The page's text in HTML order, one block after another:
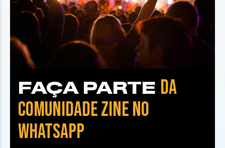
FAÇA PARTE DA
COMUNIDADE ZINE NO
WHATSAPP